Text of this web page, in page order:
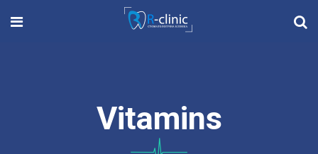
Vitamins